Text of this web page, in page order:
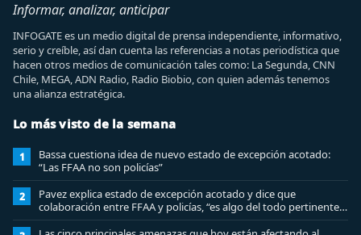
Informar, analizar, anticipar
INFOGATE es un medio digital de prensa independiente, informativo,
serio y creíble, así dan cuenta las referencias a notas periodística que
hacen otros medios de comunicación tales como: La Segunda, CNN
Chile, MEGA, ADN Radio, Radio Biobio, con quien además tenemos
una alianza estratégica.
Lo más visto de la semana
1
Bassa cuestiona idea de nuevo estado de excepción acotado:
“Las FFAA no son policías”
2
Pavez explica estado de excepción acotado y dice que
colaboración entre FFAA y policías, “es algo del todo pertinente
analizar”